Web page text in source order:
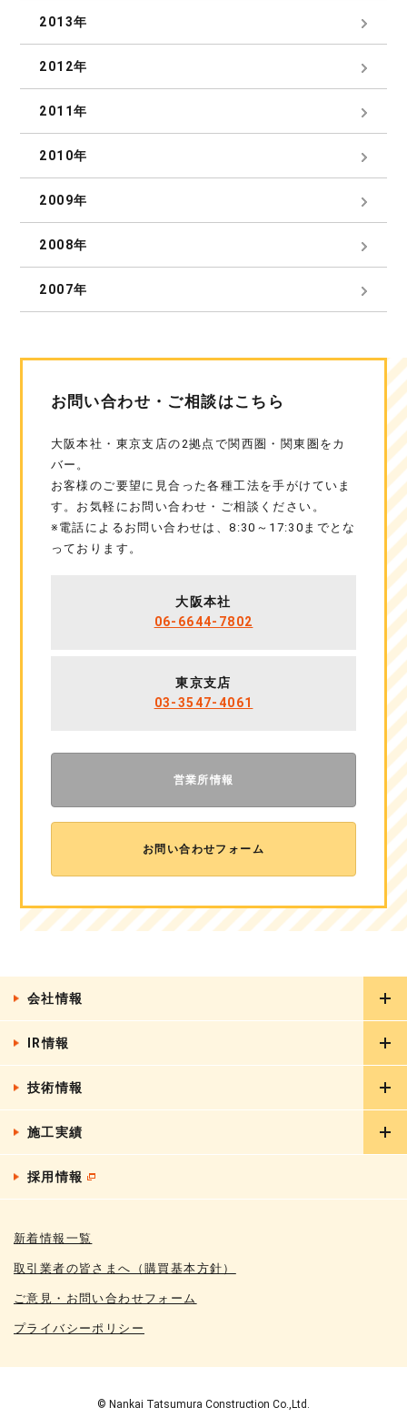
2013年
2012年
2011年
2010年
2009年
2008年
2007年
お問い合わせ・ご相談はこちら
大阪本社・東京支店の2拠点で関西圏・関東圏をカ
バー。
お客様のご要望に見合った各種工法を手がけていま
す。お気軽にお問い合わせ・ご相談ください。
※電話によるお問い合わせは、8:30～17:30までとな
っております。
大阪本社
06-6644-7802
東京支店
03-3547-4061
営業所情報
お問い合わせフォーム
会社情報
ごあいさつ
会社概要
グループ会社
CSR
IR情報
IRニュース
経営情報
業績・財務データ
IRライブラリ
IRカレンダー
FAQ
電子公告
ディスクロージャーポリシー
免責事項
技術情報
リフォーム工事
分譲マンション大規模修繕工事
土壌・地下水汚染調査対策システム
ZEH-M
EV外断熱工法
NEP外断熱工法
施工実績
建築実績一覧
鉄道実績一覧
採用情報
新着情報一覧
取引業者の皆さまへ（購買基本方針）
ご意見・お問い合わせフォーム
プライバシーポリシー
© Nankai Tatsumura Construction Co.,Ltd.